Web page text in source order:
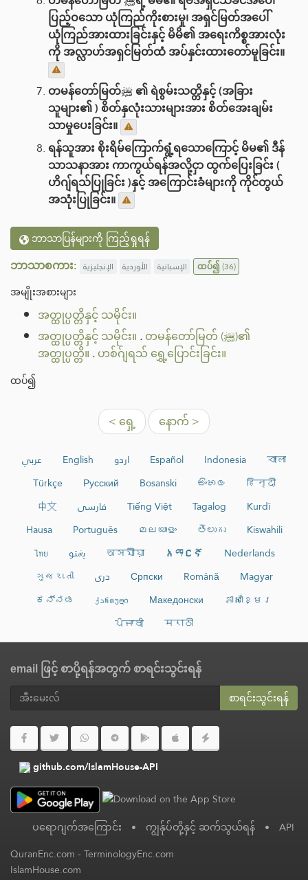
ပြည့်ဝသော ယုံကြည်ကိုးစားမှု၊ အရှင်မြတ်အပေါ်
ယုံကြည်အားထားခြင်းနှင့် မိမိ၏ အရေးကိစ္စအားလုံး
ကို အလ္လာဟ်အရှင်မြတ်ထံ အပ်နှင်းထားတော်မူခြင်း။
တမန်တော်မြတ်ﷺ ၏ ရဲစွမ်းသတ္တိနှင့် (အခြား
သူများ၏ ) စိတ်နှလုံးသားများအား စိတ်အေးချမ်း
သာမှုပေးခြင်း။
ရန်သူအား စိုးရိမ်ကြောက်ရွံ့ရသောကြောင့် မိမ၏ ဒီန်
သာသနာအား ကာကွယ်ရန်အလို့ငှာ ထွက်ပြေးခြင်း (
ဟိဂျ်ရသ်ပြုခြင်း )နှင့် အကြောင်းခံများကို ကိုင်တွယ်
အသုံးပြုခြင်း။
ဘာသာပြန်များကို ကြည့်ရှုရန်
ဘာသာစကား: الإنجليزية الأوردية الإسبانية ထပ်၍(36)
အမျိုးအစားများ
အတ္ထုပ္ပတ္တိနှင့် သမိုင်း။
အတ္ထုပ္ပတ္တိနှင့် သမိုင်း။ .တမန်တော်မြတ် (ﷺ)၏
အတ္ထုပ္ပတ္တိ။ .ဟစ်ဂ်ျရသ် ရွှေ့ပြောင်းခြင်း။
ထပ်၍
< ရှေ့ နောက် >
عربي English اردو Español Indonesia
বাংলা
Türkçe
Русский Bosanski සිංහල
हिन्दी
中文
فارسی Tiếng Việt Tagalog
Kurdî
Hausa
Português മലയാളം తెలుగు
Kiswahili
ไทย
پښتو অসমীয়া አማርኛ
Nederlands
ગુજરાતી
دری Српски Română
Magyar
ಕನ್ನಡ
ქართული Македонски
ភាសាខ្មែរ
ਪੰਜਾਬੀ
मराठी
email ဖြင့် စာပို့ရန်အတွက် စာရင်းသွင်းရန်
စာရင်းသွင်းရန်
github.com/IslamHouse-API
ပရောဂျက်အကြောင်း • ကျွန်ုပ်တို့နှင့် ဆက်သွယ်ရန် • API
QuranEnc.com-TerminologyEnc.com
IslamHouse.com